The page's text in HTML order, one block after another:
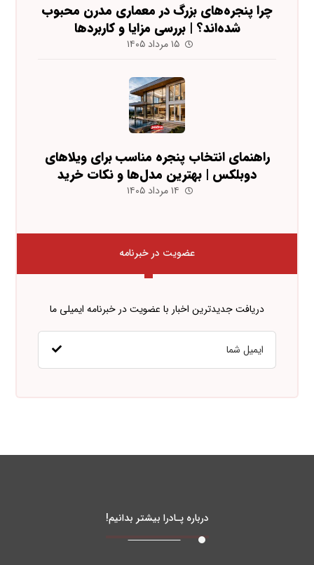
چرا پنجره‌های بزرگ در معماری مدرن محبوب
شده‌اند؟ | بررسی مزایا و کاربردها
۱۵ مرداد ۱۴۰۵
راهنمای انتخاب پنجره مناسب برای ویلاهای
دوبلکس | بهترین مدل‌ها و نکات خرید
۱۴ مرداد ۱۴۰۵
عضویت در خبرنامه
دریافت جدیدترین اخبار با عضویت در خبرنامه ایمیلی ما
درباره پـادرا بیشتر بدانیم!